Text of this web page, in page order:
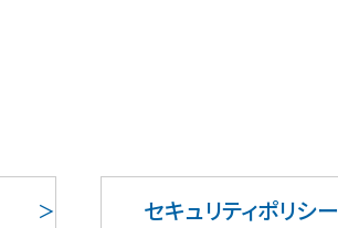
セキュリティポリシー